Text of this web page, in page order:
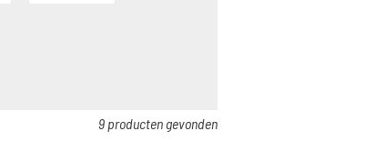
9 producten gevonden